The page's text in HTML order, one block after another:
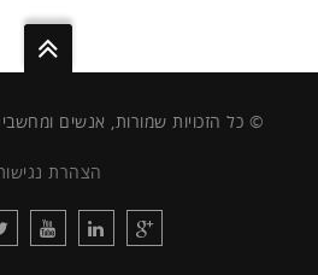
© כל הזכויות שמורות, אנשים ומחשבים
הצהרת